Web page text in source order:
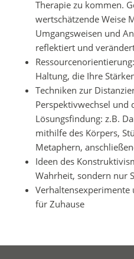
Therapie zu kommen.
wertschätzende Weise
Umgangsweisen und
reflektiert und
Haltung, die Ihre
Techniken zur
Perspektivwechsel und
Lösungsfindung: z.B.
mithilfe des Körpers,
Metaphern,
Ideen des
Wahrheit, sondern nur
Verhaltensexperimente
für Zuhause